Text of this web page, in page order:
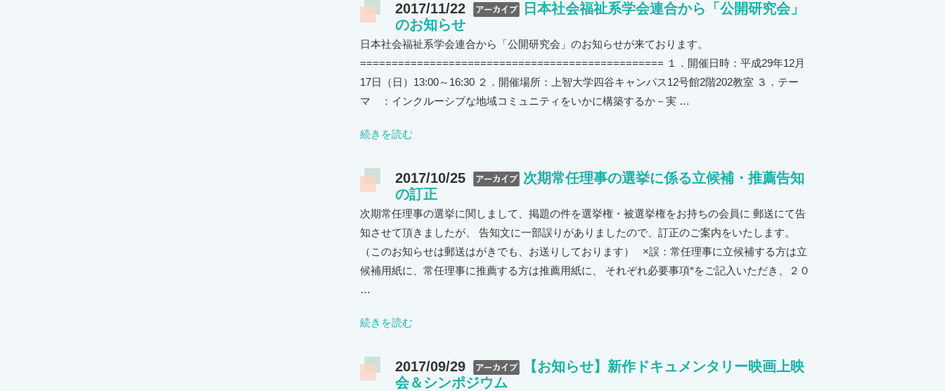
2017/11/22
日本社会福祉系学会連合から「公開研究会」
のお知らせ
日本社会福祉系学会連合から「公開研究会」のお知らせが来ております。
================================================ １．開催日時：平成29年12月
17日（日）13:00～16:30 ２．開催場所：上智大学四谷キャンパス12号館2階202教室 ３．テー
マ ：インクルーシブな地域コミュニティをいかに構築するか－実 …
続きを読む
2017/10/25
次期常任理事の選挙に係る立候補・推薦告知
の訂正
次期常任理事の選挙に関しまして、掲題の件を選挙権・被選挙権をお持ちの会員に 郵送にて告
知させて頂きましたが、 告知文に一部誤りがありましたので、訂正のご案内をいたします。
（このお知らせは郵送はがきでも、お送りしております） ×誤：常任理事に立候補する方は立
候補用紙に、常任理事に推薦する方は推薦用紙に、 それぞれ必要事項*をご記入いただき、２０
…
続きを読む
2017/09/29
【お知らせ】新作ドキュメンタリー映画上映
会＆シンポジウム